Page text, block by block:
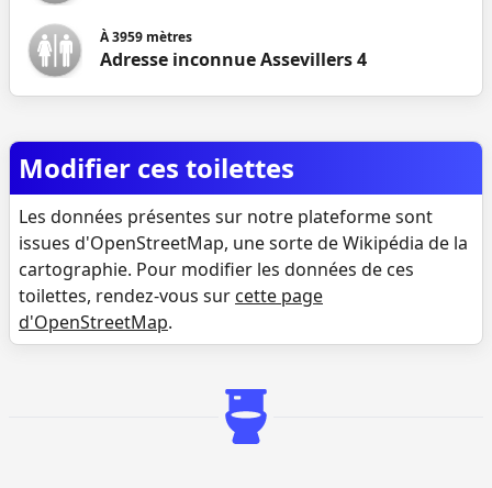
À3959 mètres
Adresse inconnue Assevillers 4
Modifier ces toilettes
Les données présentes sur notre plateforme sont
issues d'OpenStreetMap, une sorte de Wikipédia de la
cartographie. Pour modifier les données de ces
toilettes, rendez-vous sur cette page
d'OpenStreetMap.